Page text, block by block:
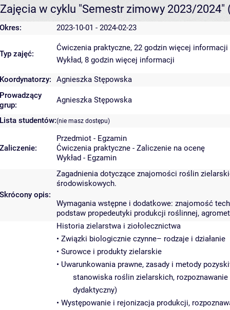
Zajęcia w cyklu "Semestr zimowy 2023/2024"
Okres: 2023-10-01 - 2024-02-23
Typ zajęć:
Ćwiczenia praktyczne, 22 godzin więcej informacji
Wykład, 8 godzin więcej informacji
Koordynatorzy:
Agnieszka Stępowska
Prowadzący
grup:
Agnieszka Stępowska
Lista studentów:(nie masz dostępu)
Zaliczenie:
Przedmiot - Egzamin
Ćwiczenia praktyczne - Zaliczenie na ocenę
Wykład - Egzamin
Skrócony opis:
Zagadnienia dotyczące znajomości roślin
środowiskowych.
Wymagania wstępne i dodatkowe: znajomość
podstaw propedeutyki produkcji roślinnej,
Historia zielarstwa i ziołolecznictwa
• Związki biologicznie czynne– rodzaje i działanie
• Surowce i produkty zielarskie
• Uwarunkowania prawne, zasady i metody
stanowiska roślin zielarskich,
dydaktyczny)
• Występowanie i rejonizacja produkcji,